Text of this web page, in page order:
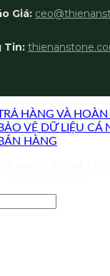
Giá:
Tin:
HÀNG VÀ HOÀN
VỆ DỮ LIỆU CÁ
HÀNG